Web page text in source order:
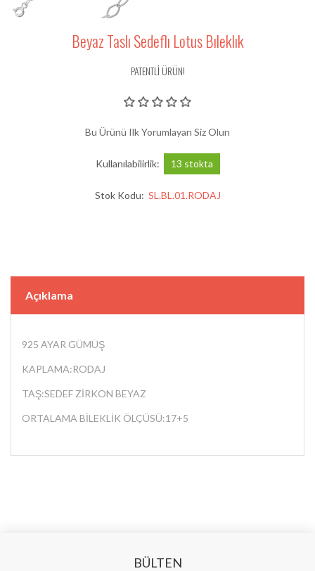
Beyaz Taslı Sedeflı Lotus Bıleklık
PATENTLİ ÜRÜN!
Bu Ürünü Ilk Yorumlayan Siz Olun
Kullanılabilirlik: 13 stokta
Stok Kodu: SL.BL.01.RODAJ
Açıklama
925 AYAR GÜMÜŞ
KAPLAMA:RODAJ
TAŞ:SEDEF ZİRKON BEYAZ
ORTALAMA BİLEKLİK ÖLÇÜSÜ:17+5
BÜLTEN